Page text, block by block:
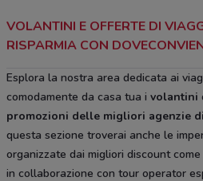
VOLANTINI E OFFERTE DI
RISPARMIA CON
Esplora la nostra area dedicata ai
comodamente da casa tua i volantini
promozioni delle migliori agenzie
questa sezione troverai anche le
organizzate dai migliori discount
in collaborazione con tour operator